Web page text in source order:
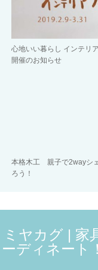
心地いい暮らし インテリ
開催のお知らせ
本格木工 親子で2wayシ
ろう！
ミヤカグ | 家
ーディネート